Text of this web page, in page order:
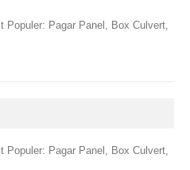
Populer: Pagar Panel, Box Culvert,
Populer: Pagar Panel, Box Culvert,